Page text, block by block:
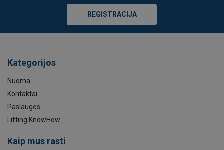
REGISTRACIJA
Kategorijos
Nuoma
Kontaktai
Paslaugos
Lifting KnowHow
Kaip mus rasti